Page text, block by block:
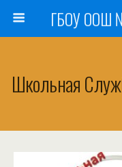
ГБОУ ООШ
Школьная